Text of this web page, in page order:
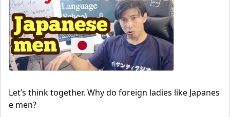
Let’s think together. Why do foreign ladies like Japanes
e men?